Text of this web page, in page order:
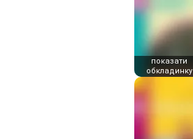
показати
обкладинку